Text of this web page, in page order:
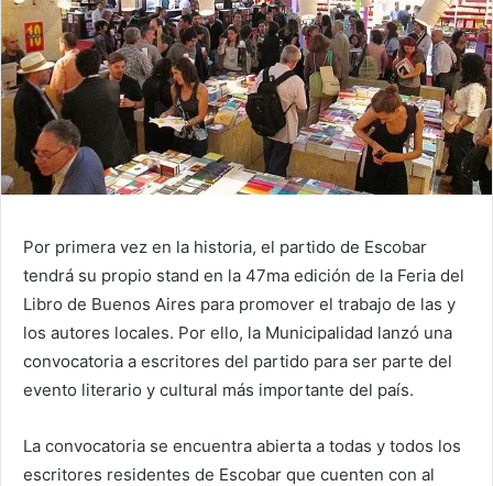
Por primera vez en la historia, el partido de Escobar
tendrá su propio stand en la 47ma edición de la Feria del
Libro de Buenos Aires para promover el trabajo de las y
los autores locales. Por ello, la Municipalidad lanzó una
convocatoria a escritores del partido para ser parte del
evento literario y cultural más importante del país.
La convocatoria se encuentra abierta a todas y todos los
escritores residentes de Escobar que cuenten con al